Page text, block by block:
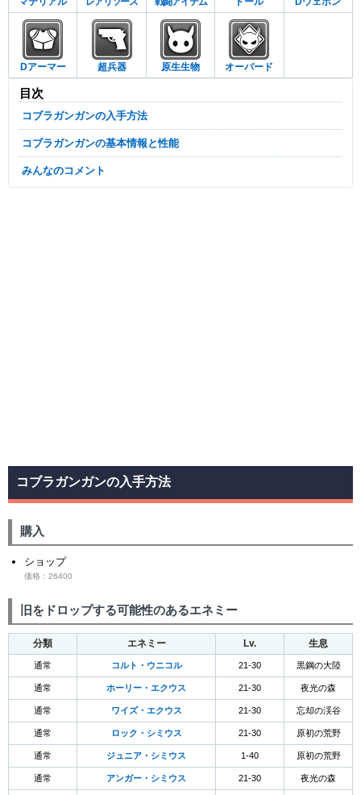
Dアーマー 超兵器 原生生物 オーバード
目次
コブラガンガンの入手方法
コブラガンガンの基本情報と性能
みんなのコメント
コブラガンガンの入手方法
購入
ショップ
価格：26400
旧をドロップする可能性のあるエネミー
分類 エネミー Lv. 生息
通常 コルト・ウニコル 21-30 黒鋼の大陸
通常 ホーリー・エクウス 21-30 夜光の森
通常 ワイズ・エクウス 21-30 忘却の渓谷
通常 ロック・シミウス 21-30 原初の荒野
通常 ジュニア・シミウス 1-40 原初の荒野
通常 アンガー・シミウス 21-30 夜光の森